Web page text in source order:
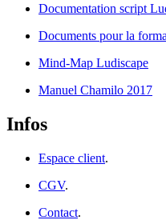
Documentation script
Documents pour la
Mind-Map Ludiscape
Manuel Chamilo 2017
Infos
Espace client.
CGV.
Contact.